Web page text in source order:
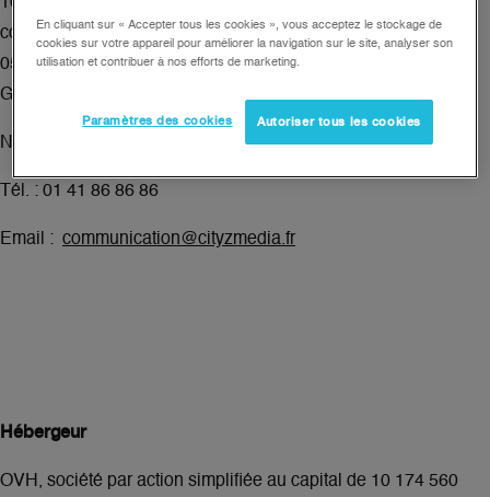
commerce et des sociétés de Nanterre sous le numéro 572
050 334, dont le siège est situé 24-26 Quai Alphonse Le
Gallo 92100 Boulogne Billancourt, France.
N° TVA Intracommunautaire : FR 48 572 050 334
Tél. : 01 41 86 86 86
Email : communication@cityzmedia.fr
Hébergeur
OVH, société par action simplifiée au capital de 10 174 560
En cliquant sur « Accepter tous les cookies », vous acceptez le stockage de
cookies sur votre appareil pour améliorer la navigation sur le site, analyser son
utilisation et contribuer à nos efforts de marketing.
Paramètres des cookies Autoriser tous les cookies